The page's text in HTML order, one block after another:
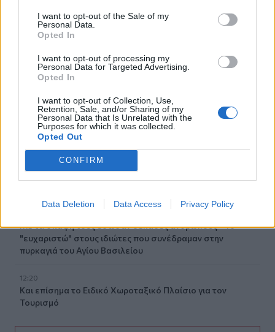
I want to opt-out of the Sale of my
Personal Data.
Opted In
I want to opt-out of processing my
Personal Data for Targeted Advertising.
Opted In
I want to opt-out of Collection, Use,
Retention, Sale, and/or Sharing of my
Personal Data that Is Unrelated with the
Purposes for which it was collected.
Opted Out
CONFIRM
Data Deletion Data Access Privacy Policy
Xειροπέδες σε 16χρονο στη Φλωρεντία για την
κατηγορία προπαγανδιστικής δράσης με τρομοκρατικό
κίνητρο
Από τον αργαλειό στο εφτάζυμο: Η Κασταμονίτσα
Συνελήφθη στη Γερμανία 31χρονος καταζητούμενος για
12:25
Με τα σκάφη τους έσωσαν δεκάδες ανθρώπους - Το
"ευχαριστώ" στους ιδιώτες που συνέδραμαν στην
πυρκαγιά του Αγίου Βασιλείου
12:20
Και επίσημα το Ειδικό Χωροταξικό Πλαίσιο για τον
Τουρισμό